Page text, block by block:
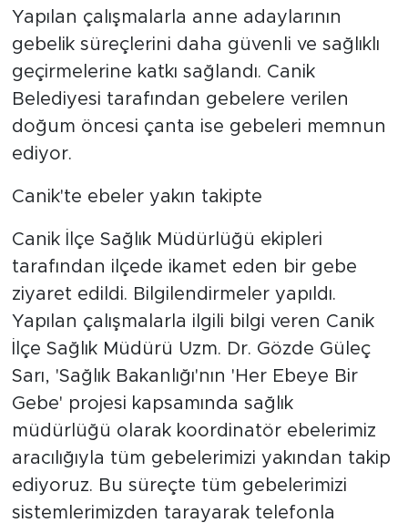
Yapılan çalışmalarla anne adaylarının
gebelik süreçlerini daha güvenli ve sağlıklı
geçirmelerine katkı sağlandı. Canik
Belediyesi tarafından gebelere verilen
doğum öncesi çanta ise gebeleri memnun
ediyor.
Canik'te ebeler yakın takipte
Canik İlçe Sağlık Müdürlüğü ekipleri
tarafından ilçede ikamet eden bir gebe
ziyaret edildi. Bilgilendirmeler yapıldı.
Yapılan çalışmalarla ilgili bilgi veren Canik
İlçe Sağlık Müdürü Uzm. Dr. Gözde Güleç
Sarı, 'Sağlık Bakanlığı'nın 'Her Ebeye Bir
Gebe' projesi kapsamında sağlık
müdürlüğü olarak koordinatör ebelerimiz
aracılığıyla tüm gebelerimizi yakından takip
ediyoruz. Bu süreçte tüm gebelerimizi
sistemlerimizden tarayarak telefonla